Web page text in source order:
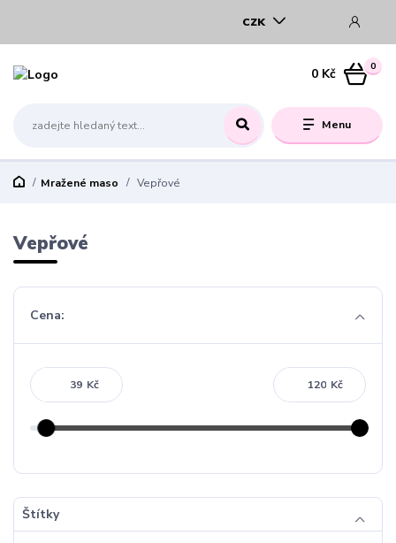
Menu
CZK
0
0 Kč
Mražené maso Vepřové
Vepřové
Cena:
Kč Kč
Štítky